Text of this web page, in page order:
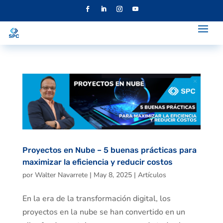
Proyectos en Nube – 5 buenas prácticas para
maximizar la eficiencia y reducir costos
por Walter Navarrete| May 8, 2025| Artículos
En la era de la transformación digital, los
proyectos en la nube se han convertido en un